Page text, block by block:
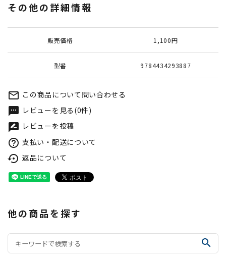
その他の詳細情報
販売価格 1,100円
型番 9784434293887
mail_outline この商品について問い合わせる
textsms レビューを見る(0件)
rate_review レビューを投稿
help_outline 支払い・配送について
settings_backup_restore 返品について
他の商品を探す
search